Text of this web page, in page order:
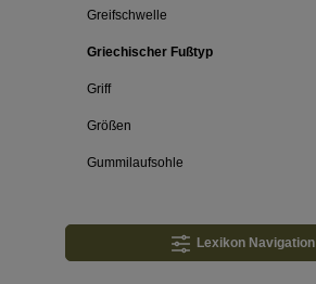
Greifschwelle
Griechischer Fußtyp
Griff
Größen
Gummilaufsohle
Lexikon Navigation